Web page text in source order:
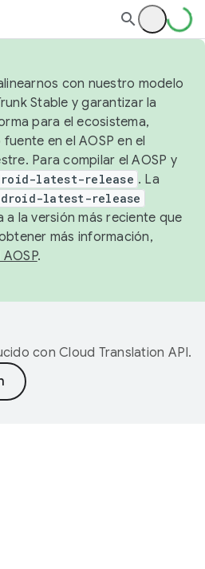
con nuestro modelo
Stable y garantizar la
para el ecosistema,
en el AOSP en el
Para compilar el AOSP y
latest-release . La
latest-release
a la versión más reciente que
más información,
.
con Cloud Translation API.